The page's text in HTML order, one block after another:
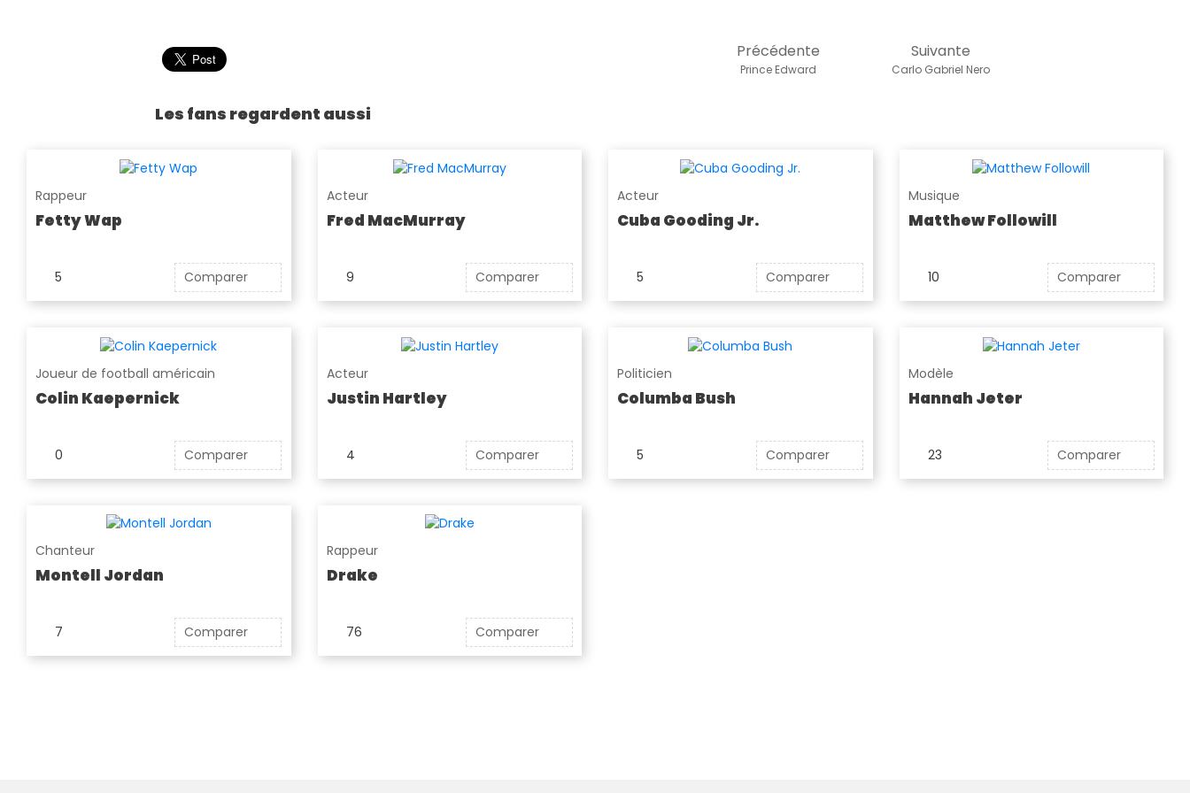
Suivante
Carlo Gabriel Nero
Précédente
Prince Edward
Les fans regardent aussi
Rappeur
Fetty Wap
5 Comparer
Acteur
Fred MacMurray
9 Comparer
Acteur
Cuba Gooding Jr.
5 Comparer
Musique
Matthew Followill
10 Comparer
Joueur de football américain
Colin Kaepernick
0 Comparer
Acteur
Justin Hartley
4 Comparer
Politicien
Columba Bush
5 Comparer
Modèle
Hannah Jeter
23 Comparer
Chanteur
Montell Jordan
7 Comparer
Rappeur
Drake
76 Comparer